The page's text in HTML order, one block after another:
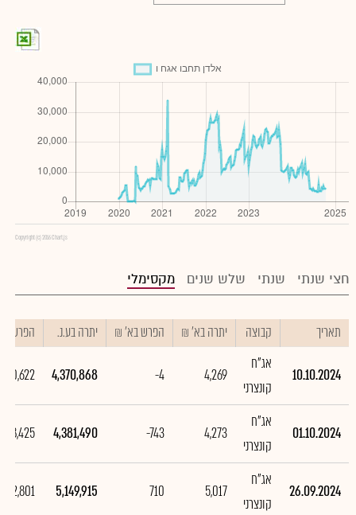
Copyright (c) 2016 Chart.js
חצי שנתי שנתי שלש שנים מקסימלי
תאריך קבוצה יתרה בא' ₪ הפרש בא' ₪ יתרה בע.נ. הפרש
10.10.2024
אג"ח
קונצרני
4,269
-4
4,370,868
-10,622
01.10.2024
אג"ח
קונצרני
4,273
-743
4,381,490
26.09.2024
אג"ח
קונצרני
5,017
710
5,149,915
722,801